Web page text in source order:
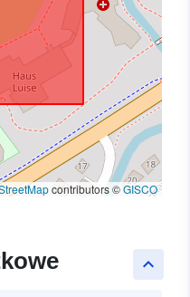
contributors ©GISCO
keyboard_arrow_up